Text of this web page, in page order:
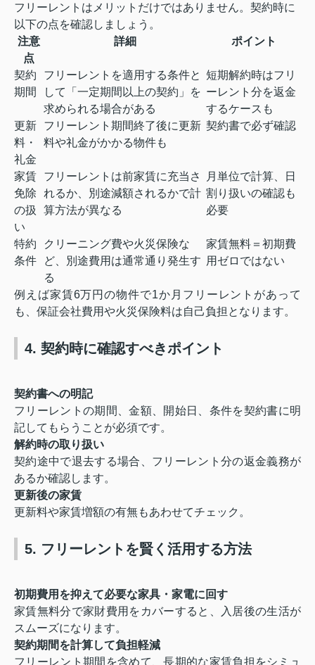
フリーレントはメリットだけではありません。契約時に
以下の点を確認しましょう。
注意
点
詳細 ポイント
契約
期間
フリーレントを適用する条件と
して「一定期間以上の契約」を
求められる場合がある
短期解約時はフリ
ーレント分を返金
するケースも
更新
料・
礼金
フリーレント期間終了後に更新
料や礼金がかかる物件も
契約書で必ず確認
家賃
免除
の扱
い
フリーレントは前家賃に充当さ
れるか、別途減額されるかで計
算方法が異なる
月単位で計算、日
割り扱いの確認も
必要
特約
条件
クリーニング費や火災保険な
ど、別途費用は通常通り発生す
る
家賃無料＝初期費
用ゼロではない
例えば家賃6万円の物件で1か月フリーレントがあって
も、保証会社費用や火災保険料は自己負担となります。
4. 契約時に確認すべきポイント
契約書への明記
フリーレントの期間、金額、開始日、条件を契約書に明
記してもらうことが必須です。
解約時の取り扱い
契約途中で退去する場合、フリーレント分の返金義務が
あるか確認します。
更新後の家賃
更新料や家賃増額の有無もあわせてチェック。
5. フリーレントを賢く活用する方法
初期費用を抑えて必要な家具・家電に回す
家賃無料分で家財費用をカバーすると、入居後の生活が
スムーズになります。
契約期間を計算して負担軽減
フリーレント期間を含めて、長期的な家賃負担をシミュ